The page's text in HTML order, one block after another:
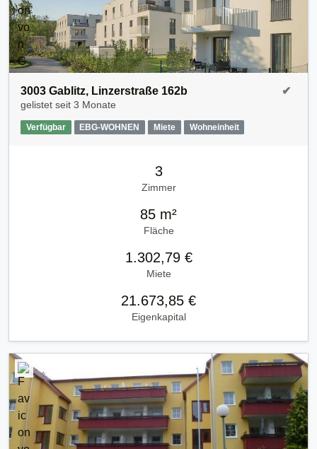
3003 Gablitz, Linzerstraße 162b
gelistet seit 3 Monate
Verfügbar EBG-WOHNEN Miete Wohneinheit
✔
3
Zimmer
85 m²
Fläche
1.302,79 €
Miete
21.673,85 €
Eigenkapital